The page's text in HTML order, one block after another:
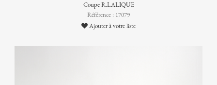
Coupe R.LALIQUE
Référence : 17079
Ajouter à votre liste